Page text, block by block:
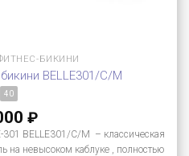
БИКИНИ
BELLE301/C/M
40
₽
BELLE301/C/M – классическая
на невысоком каблуке , полностью